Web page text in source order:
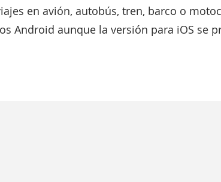
en avión, autobús, tren, barco o
Android aunque la versión para iOS se